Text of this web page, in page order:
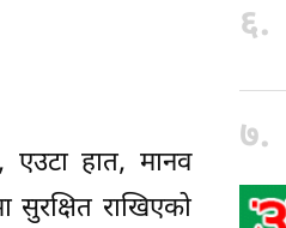
एउटा हात, मानव
सुरक्षित राखिएको
६.
७.